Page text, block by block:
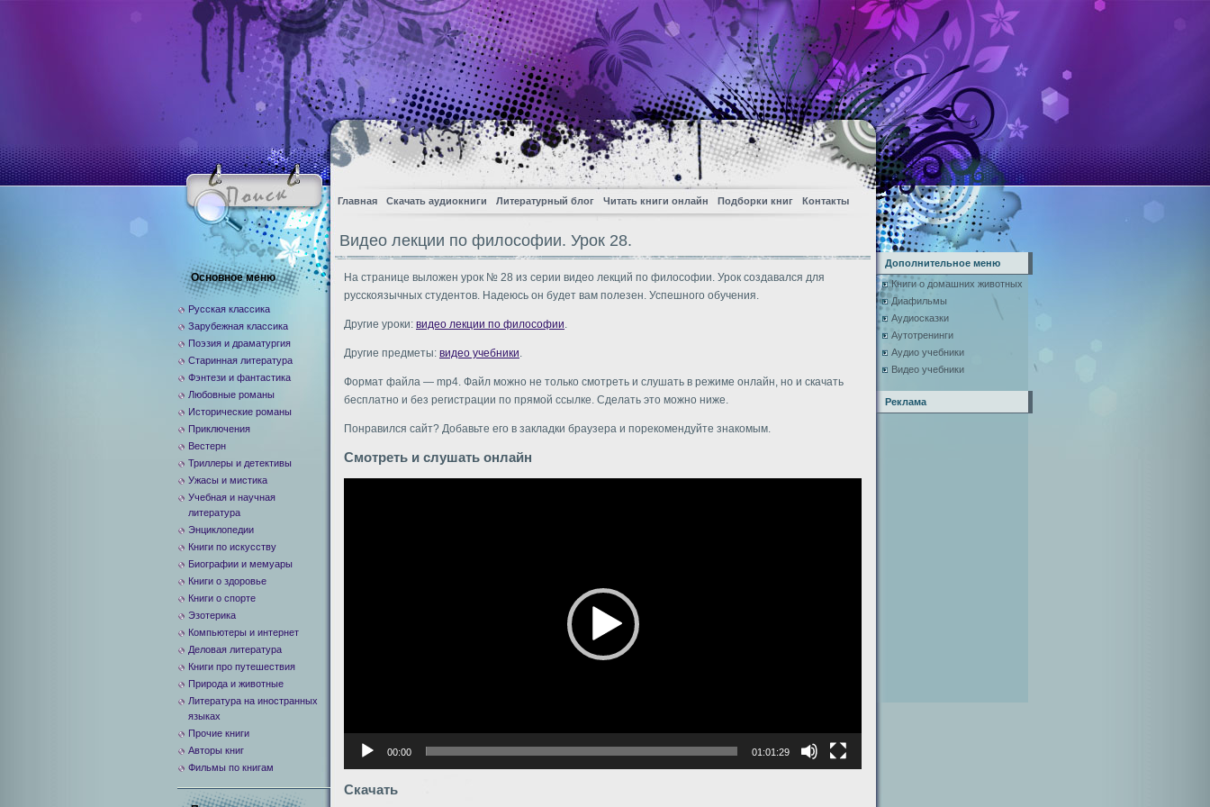
Главная Скачать аудиокниги Литературный блог Читать книги онлайн Подборки книг Контакты
Видео лекции по философии. Урок 28.
На странице выложен урок № 28 из серии видео лекций по философии. Урок создавался для
русскоязычных студентов. Надеюсь он будет вам полезен. Успешного обучения.
Другие уроки: видео лекции по философии.
Другие предметы: видео учебники.
Формат файла — mp4. Файл можно не только смотреть и слушать в режиме онлайн, но и скачать
бесплатно и без регистрации по прямой ссылке. Сделать это можно ниже.
Понравился сайт? Добавьте его в закладки браузера и порекомендуйте знакомым.
Смотреть и слушать онлайн
00:00 01:01:29
Скачать
Основное меню
Русская классика
Зарубежная классика
Поэзия и драматургия
Старинная литература
Фэнтези и фантастика
Любовные романы
Исторические романы
Приключения
Вестерн
Триллеры и детективы
Ужасы и мистика
Учебная и научная
литература
Энциклопедии
Книги по искусству
Биографии и мемуары
Книги о здоровье
Книги о спорте
Эзотерика
Компьютеры и интернет
Деловая литература
Книги про путешествия
Природа и животные
Литература на иностранных
языках
Прочие книги
Авторы книг
Фильмы по книгам
Дополнительное меню
Книги о домашних животных
Диафильмы
Аудиосказки
Аутотренинги
Аудио учебники
Видео учебники
Реклама